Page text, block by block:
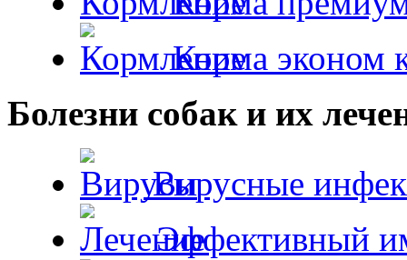
Корма эконом
Болезни собак и их
Вирусные
Эффективный